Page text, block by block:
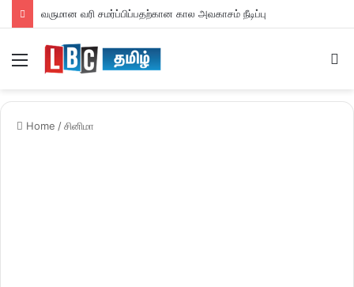
வருமான வரி சமர்ப்பிப்பதற்கான கால அவகாசம் நீடிப்பு
Home /சினிமா